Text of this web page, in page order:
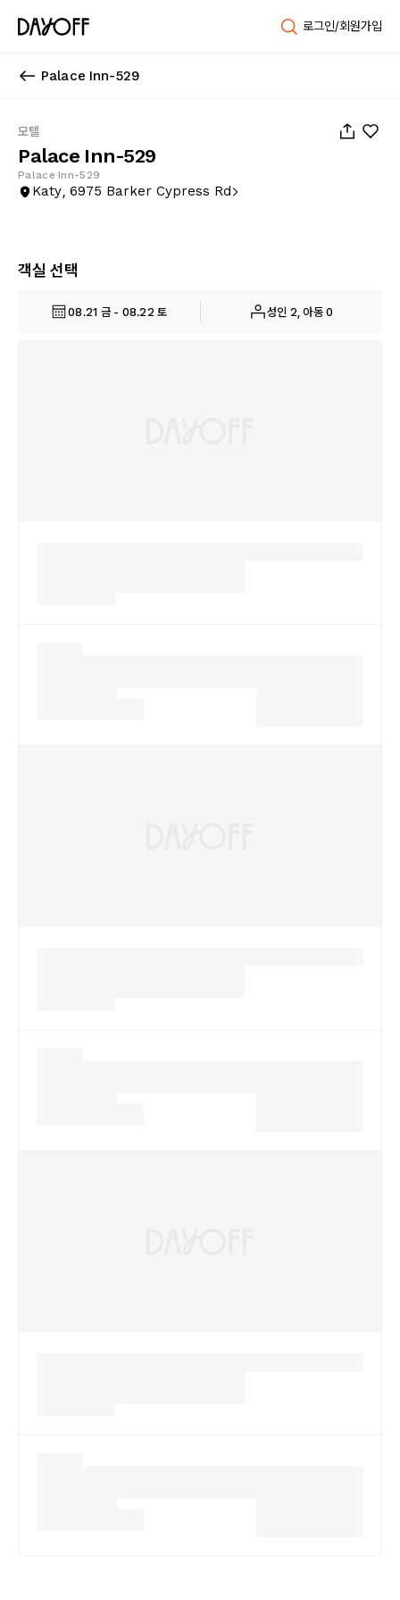
로그인/회원가입
Palace Inn-529
모텔
Palace Inn-529
Palace Inn-529
Katy, 6975 Barker Cypress Rd
객실 선택
08.21 금 - 08.22 토 성인 2, 아동 0